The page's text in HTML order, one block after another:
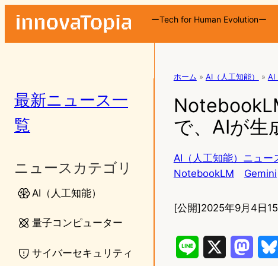
ーTech for Human Evolutionー
最新ニュース一
覧
ニュースカテゴリ
AI（人工知能）
量子コンピューター
サイバーセキュリティ
ホーム » AI（人工知能） » AI
で、AIが生
AI（人工知能）ニュー
NotebookLM
Gemini
[公開]2025年9月4日